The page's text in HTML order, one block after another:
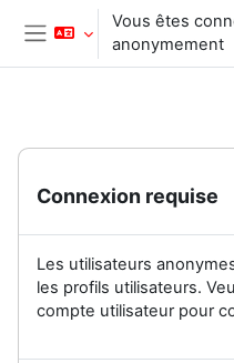
Passer au contenu principal
Panneau latéral
Vous êtes
anonymement
Connexion requise
Les utilisateurs
les profils utilisateurs.
compte utilisateur pour